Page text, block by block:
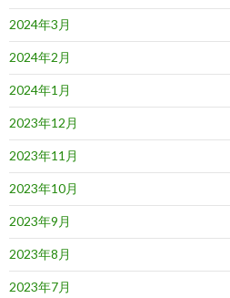
2024年3月
2024年2月
2024年1月
2023年12月
2023年11月
2023年10月
2023年9月
2023年8月
2023年7月